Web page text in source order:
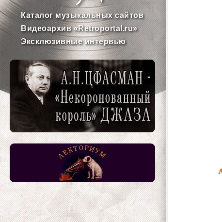
Каталог музыкальных сайтов
Видеоархив «Retroportal.ru»
Эксклюзивные интервью